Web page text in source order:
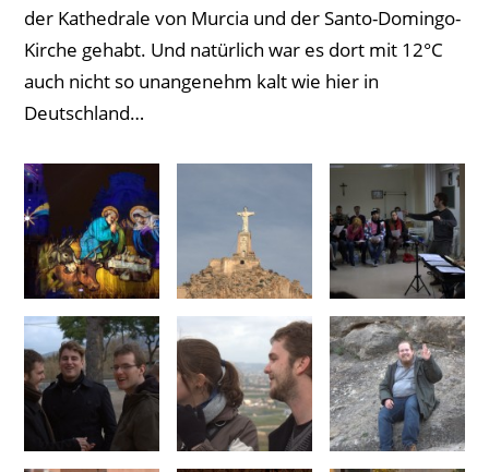
der Kathedrale von Murcia und der Santo-Domingo-
Kirche gehabt. Und natürlich war es dort mit 12°C
auch nicht so unangenehm kalt wie hier in
Deutschland…